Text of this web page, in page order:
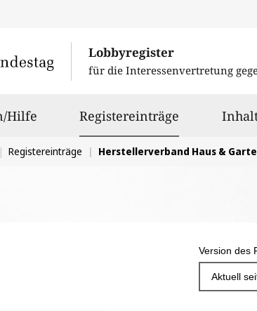
Lobbyregister
für die Interessenvertretung
Hilfe Registereinträge ausgewählt
Registereinträge Herstellerverband Haus &
Version des